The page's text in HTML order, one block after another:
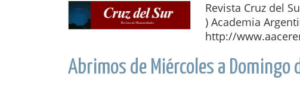
Revista Cruz del
) Academia
http://
Abrimos de Miércoles a